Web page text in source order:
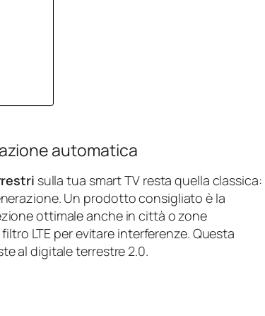
automatica
sulla tua smart TV resta quella classica:
Un prodotto consigliato è la
ottimale anche in città o zone
LTE per evitare interferenze. Questa
al digitale terrestre 2.0.